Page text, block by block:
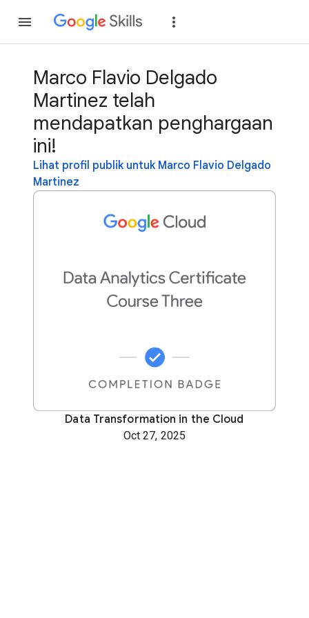
Marco Flavio Delgado
Martinez telah
mendapatkan penghargaan
ini!
Lihat profil publik untuk Marco Flavio Delgado
Martinez